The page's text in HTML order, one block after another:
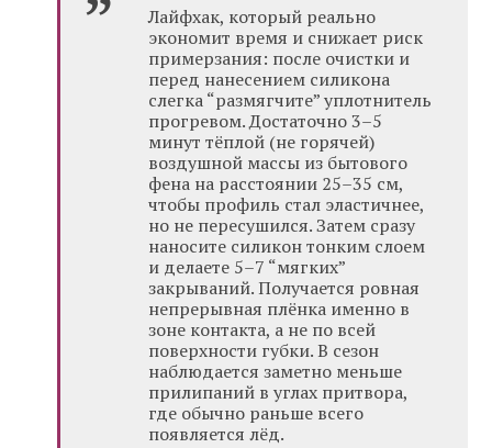
Лайфхак, который реально
экономит время и снижает риск
примерзания: после очистки и
перед нанесением силикона
слегка “размягчите” уплотнитель
прогревом. Достаточно 3–5
минут тёплой (не горячей)
воздушной массы из бытового
фена на расстоянии 25–35 см,
чтобы профиль стал эластичнее,
но не пересушился. Затем сразу
наносите силикон тонким слоем
и делаете 5–7 “мягких”
закрываний. Получается ровная
непрерывная плёнка именно в
зоне контакта, а не по всей
поверхности губки. В сезон
наблюдается заметно меньше
прилипаний в углах притвора,
где обычно раньше всего
появляется лёд.